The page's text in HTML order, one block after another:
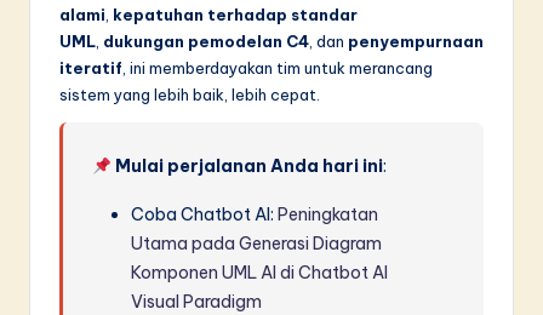
alami, kepatuhan terhadap standar
UML, dukungan pemodelan C4, dan penyempurnaan
iteratif, ini memberdayakan tim untuk merancang
sistem yang lebih baik, lebih cepat.
Mulai perjalanan Anda hari ini:
Coba Chatbot AI: Peningkatan
Utama pada Generasi Diagram
Komponen UML AI di Chatbot AI
Visual Paradigm